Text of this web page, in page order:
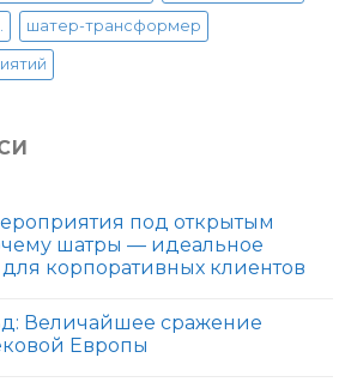
шатер-трансформер
под открытым
шатры — идеальное
корпоративных клиентов
Величайшее сражение
Европы